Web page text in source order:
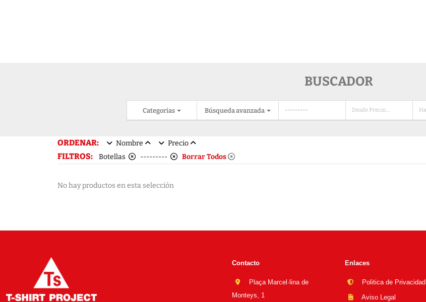
BUSCADOR
Categorias Búsqueda avanzada
ORDENAR: Nombre Precio
FILTROS: Botellas --------- Borrar Todos
No hay productos en esta selección
Contacto
Plaça Marcel·lina de
Monteys, 1
Enlaces
Politica de Privacidad
Aviso Legal